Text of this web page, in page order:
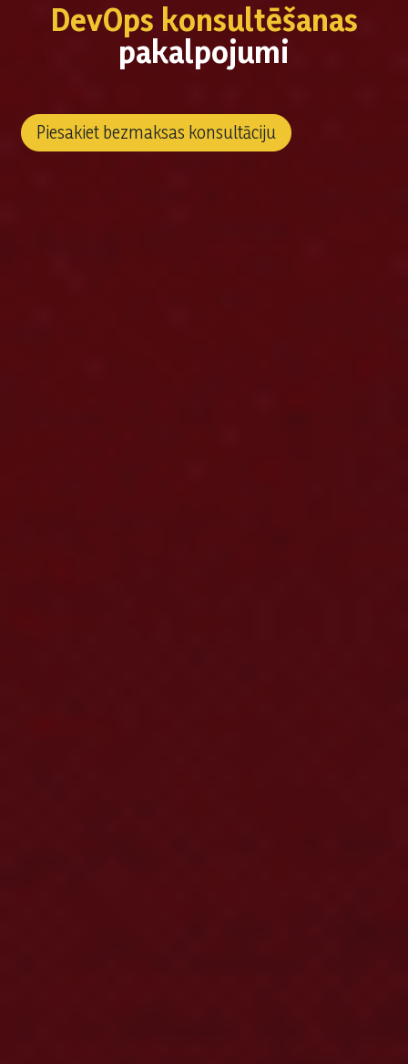
DevOps konsultēšanas
pakalpojumi
Piesakiet bezmaksas konsultāciju